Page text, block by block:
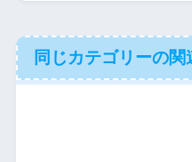
同じカテゴリーの関